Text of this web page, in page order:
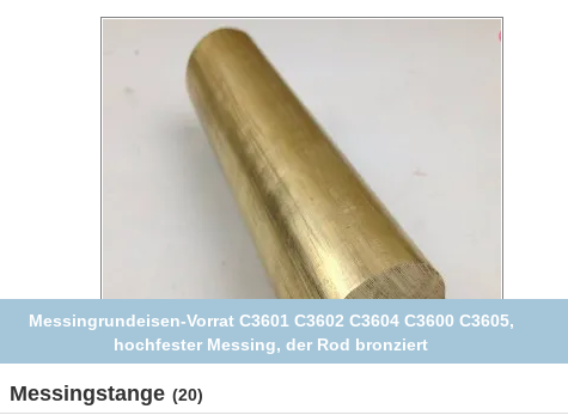
Gelber Messinghauptleitungsträger der Farbec2680 Hpb58-3,
hochfeste Flachkupfer-Sammelschiene
Messingstange (20)